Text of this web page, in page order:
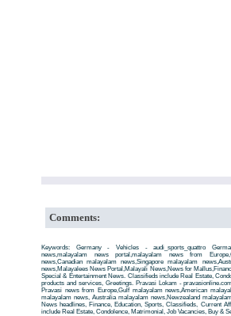
Comments:
Keywords: Germany - Vehicles - audi_sports_quattro
news,malayalam news portal,malayalam news from
news,Canadian malayalam news,Singapore malayalam
news,Malayalees News Portal,Malayali News,News for
Special & Entertainment News. Classifieds include Real Estate,
products and services, Greetings. Pravasi Lokam -
Pravasi news from Europe,Gulf malayalam news,American
malayalam news, Australia malayalam news,Newzealand
News headlines, Finance, Education, Sports, Classifieds, Current
include Real Estate, Condolence, Matrimonial, Job Vacancies, Buy &